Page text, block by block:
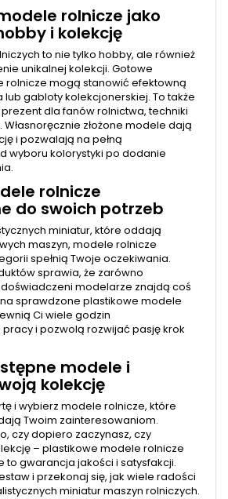
rolnicze jako
i kolekcję
to nie tylko hobby, ale również
unikalnej kolekcji. Gotowe
rolnicze mogą stanowić efektowną
lub gabloty kolekcjonerskiej. To także
prezent dla fanów rolnictwa, techniki
złożone modele dają
i pozwalają na pełną
wyboru kolorystyki po dodanie
rolnicze
do swoich potrzeb
miniatur, które oddają
maszyn, modele rolnicze
spełnią Twoje oczekiwania.
sprawia, że zarówno
modelarze znajdą coś
sprawdzone plastikowe modele
Ci wiele godzin
i pozwolą rozwijać pasję krok
modele i
kolekcję
i wybierz modele rolnicze, które
Twoim zainteresowaniom.
czy dopiero zaczynasz, czy
– plastikowe modele rolnicze
to gwarancja jakości i satysfakcji.
i przekonaj się, jak wiele radości
miniatur maszyn rolniczych.